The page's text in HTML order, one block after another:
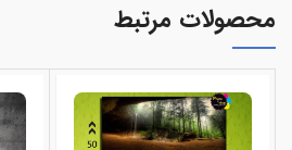
محصولات مرتبط